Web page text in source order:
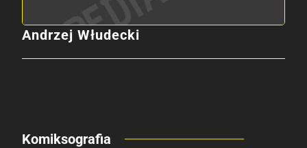
Andrzej Włudecki
Komiksografia